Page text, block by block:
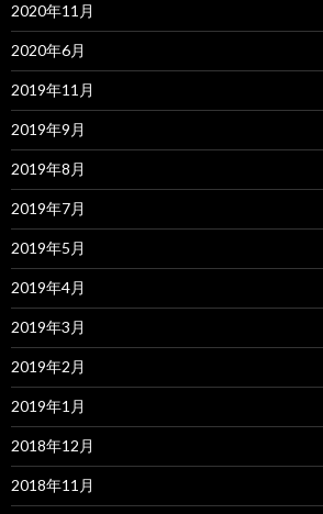
2020年11月
2020年6月
2019年11月
2019年9月
2019年8月
2019年7月
2019年5月
2019年4月
2019年3月
2019年2月
2019年1月
2018年12月
2018年11月